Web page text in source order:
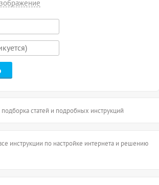
статей и подробных инструкций
инструкции по настройке интернета и решению